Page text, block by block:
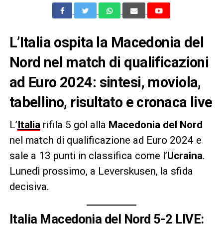
L’Italia ospita la Macedonia del
Nord nel match di qualificazioni
ad Euro 2024: sintesi, moviola,
tabellino, risultato e cronaca live
L’Italiarifila 5 gol alla Macedonia del Nord
nel match di qualificazione ad Euro 2024 e
sale a 13 punti in classifica come l’Ucraina.
Lunedì prossimo, a Leverskusen, la sfida
decisiva.
Italia Macedonia del Nord 5-2 LIVE: